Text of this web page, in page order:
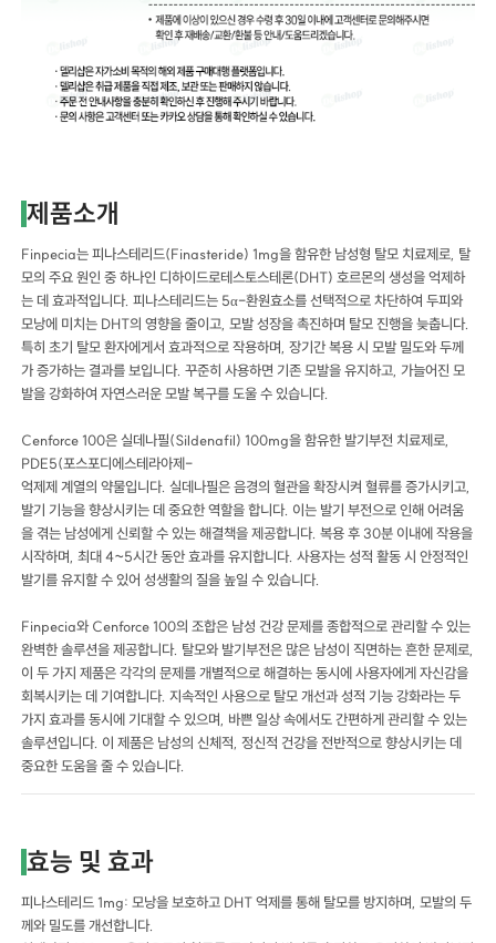
제품소개
Finpecia는 피나스테리드(Finasteride) 1mg을 함유한 남성형 탈모 치료제로, 탈
모의 주요 원인 중 하나인 디하이드로테스토스테론(DHT) 호르몬의 생성을 억제하
는 데 효과적입니다. 피나스테리드는 5α-환원효소를 선택적으로 차단하여 두피와
모낭에 미치는 DHT의 영향을 줄이고, 모발 성장을 촉진하며 탈모 진행을 늦춥니다.
특히 초기 탈모 환자에게서 효과적으로 작용하며, 장기간 복용 시 모발 밀도와 두께
가 증가하는 결과를 보입니다. 꾸준히 사용하면 기존 모발을 유지하고, 가늘어진 모
발을 강화하여 자연스러운 모발 복구를 도울 수 있습니다.
Cenforce 100은 실데나필(Sildenafil) 100mg을 함유한 발기부전 치료제로,
PDE5(포스포디에스테라아제-
억제제 계열의 약물입니다. 실데나필은 음경의 혈관을 확장시켜 혈류를 증가시키고,
발기 기능을 향상시키는 데 중요한 역할을 합니다. 이는 발기 부전으로 인해 어려움
을 겪는 남성에게 신뢰할 수 있는 해결책을 제공합니다. 복용 후 30분 이내에 작용을
시작하며, 최대 4~5시간 동안 효과를 유지합니다. 사용자는 성적 활동 시 안정적인
발기를 유지할 수 있어 성생활의 질을 높일 수 있습니다.
Finpecia와 Cenforce 100의 조합은 남성 건강 문제를 종합적으로 관리할 수 있는
완벽한 솔루션을 제공합니다. 탈모와 발기부전은 많은 남성이 직면하는 흔한 문제로,
이 두 가지 제품은 각각의 문제를 개별적으로 해결하는 동시에 사용자에게 자신감을
회복시키는 데 기여합니다. 지속적인 사용으로 탈모 개선과 성적 기능 강화라는 두
가지 효과를 동시에 기대할 수 있으며, 바쁜 일상 속에서도 간편하게 관리할 수 있는
솔루션입니다. 이 제품은 남성의 신체적, 정신적 건강을 전반적으로 향상시키는 데
중요한 도움을 줄 수 있습니다.
효능 및 효과
피나스테리드 1mg: 모낭을 보호하고 DHT 억제를 통해 탈모를 방지하며, 모발의 두
께와 밀도를 개선합니다.